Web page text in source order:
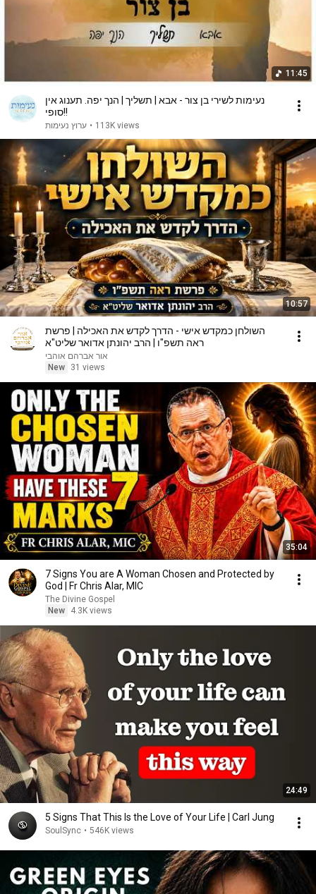
11:45
נעימות לשירי בן צור - אבא | תשליך | הנך יפה. תענוג אין
סופי!!
ערוץ נעימות • 113K views
10:57
השולחן כמקדש אישי - הדרך לקדש את האכילה | פרשת
ראה תשפ"ו | הרב יהונתן אדואר שליט"א
אור אברהם אוהבי
New
31 views
35:04
7 Signs You are A Woman Chosen and Protected by
God | Fr Chris Alar, MIC
The Divine Gospel
New
4.3K views
24:49
5 Signs That This Is the Love of Your Life | Carl Jung
SoulSync • 546K views